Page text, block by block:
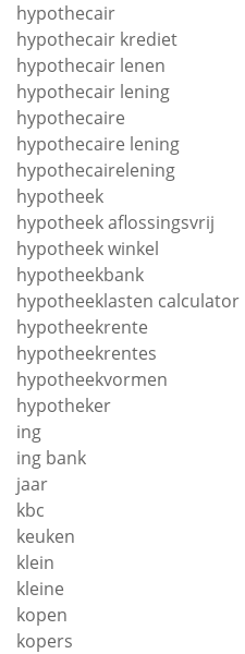
hypothecair
hypothecair krediet
hypothecair lenen
hypothecair lening
hypothecaire
hypothecaire lening
hypothecairelening
hypotheek
hypotheek aflossingsvrij
hypotheek winkel
hypotheekbank
hypotheeklasten calculator
hypotheekrente
hypotheekrentes
hypotheekvormen
hypotheker
ing
ing bank
jaar
kbc
keuken
klein
kleine
kopen
kopers